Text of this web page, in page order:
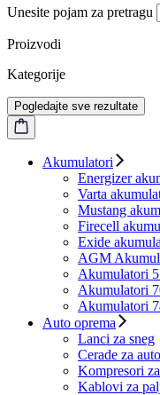
Unesite pojam za pretragu
Proizvodi
Kategorije
Pogledajte sve rezultate
Akumulatori
Energizer
Varta
Mustang
Firecell
Exide
AGM
Akumulatori
Akumulatori
Akumulatori
Auto oprema
Lanci za sneg
Cerade za auto
Kompresori
Kablovi za